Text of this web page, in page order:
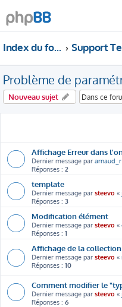
Index du forum
Problème de
Nouveau sujet
Affichage Erreur dans
Dernier message par arnaud_r
Réponses : 2
template
Dernier message par steevo «
Réponses : 3
Modification élément
Dernier message par steevo «
Réponses : 1
Affichage de la
Dernier message par steevo «
Réponses : 10
Comment modifier le
Dernier message par steevo «
Réponses : 6